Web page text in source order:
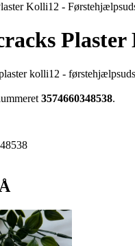
Kolli12 -
kolli12 -
3574660348538.